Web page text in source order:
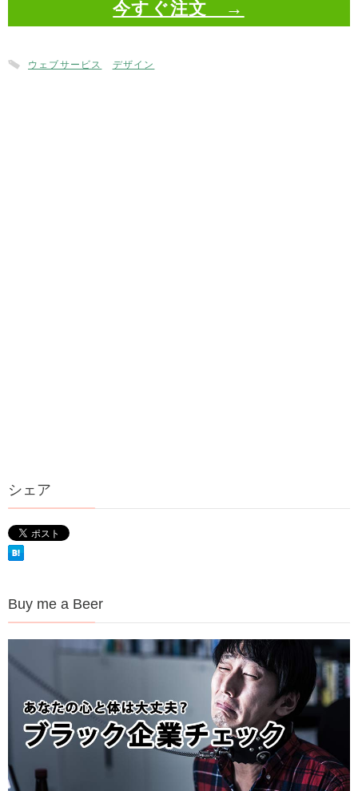
今すぐ注文 →
ウェブサービス デザイン
シェア
Buy me a Beer